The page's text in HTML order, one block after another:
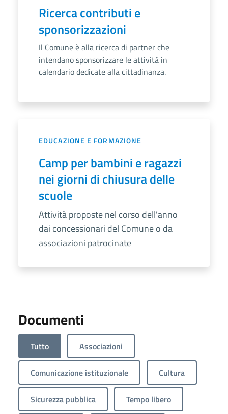
Ricerca contributi e
sponsorizzazioni
Il Comune è alla ricerca di partner che
intendano sponsorizzare le attività in
calendario dedicate alla cittadinanza.
EDUCAZIONE E FORMAZIONE
Camp per bambini e ragazzi
nei giorni di chiusura delle
scuole
Attività proposte nel corso dell'anno
dai concessionari del Comune o da
associazioni patrocinate
Documenti
Tutto Associazioni
Comunicazione istituzionale Cultura
Sicurezza pubblica Tempo libero